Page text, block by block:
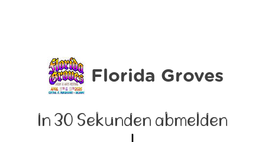
Florida Groves
In 30 Sekunden abmelden